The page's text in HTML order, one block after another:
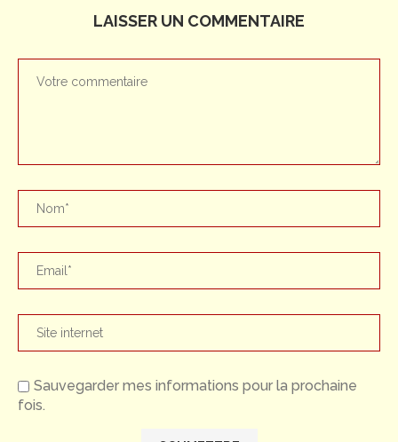
LAISSER UN COMMENTAIRE
Sauvegarder mes informations pour la prochaine
fois.